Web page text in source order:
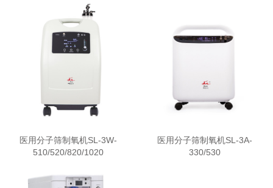
医用分子筛制氧机SL-3W-
510/520/820/1020
医用分子筛制氧机SL-3A-
330/530